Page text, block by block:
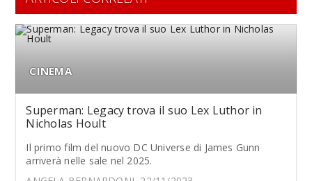
CINEMA
Superman: Legacy trova il suo Lex Luthor in
Nicholas Hoult
Il primo film del nuovo DC Universe di James Gunn
arriverà nelle sale nel 2025.